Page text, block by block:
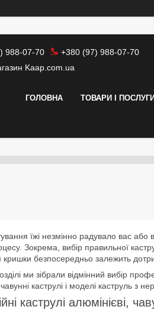
988-07-70
+380 (97) 988-07-70
Kaap.com.ua
ГОЛОВНА ТОВАРИ І ПОСЛУГИ
їжі незмінно радувало вас або
Зокрема, вибір правильної
кришки безпосередньо залежить
ми зібрали відмінний вибір
чавунні каструлі і моделі каструль
каструлі алюмінієві,